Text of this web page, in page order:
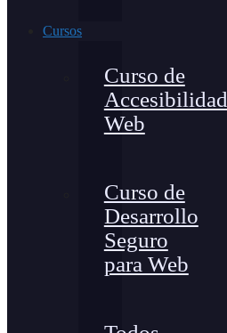
Cursos
Curso de
Accesibilidad
Web
Curso de
Desarrollo
Seguro
para Web